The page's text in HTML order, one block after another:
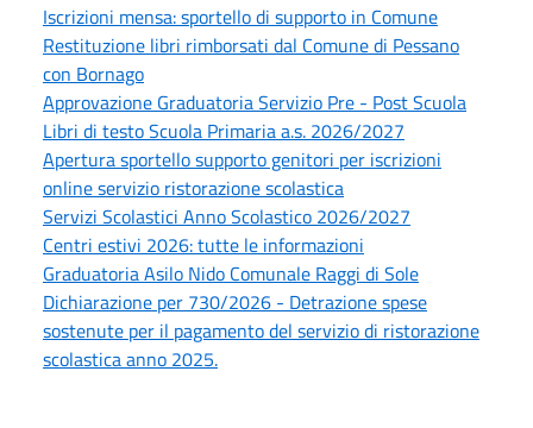
Iscrizioni mensa: sportello di supporto in Comune
Restituzione libri rimborsati dal Comune di Pessano
con Bornago
Approvazione Graduatoria Servizio Pre - Post Scuola
Libri di testo Scuola Primaria a.s. 2026/2027
Apertura sportello supporto genitori per iscrizioni
online servizio ristorazione scolastica
Servizi Scolastici Anno Scolastico 2026/2027
Centri estivi 2026: tutte le informazioni
Graduatoria Asilo Nido Comunale Raggi di Sole
Dichiarazione per 730/2026 - Detrazione spese
sostenute per il pagamento del servizio di ristorazione
scolastica anno 2025.